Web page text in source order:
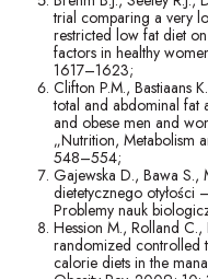
trial comparing a very
restricted low fat diet
factors in healthy
1617–1623;
Clifton P.M., Bastiaans
total and abdominal fat
and obese men and
„Nutrition, Metabolism
548–554;
Gajewska D., Bawa S.,
dietetycznego otyłości
Problemy nauk
Hession M., Rolland
randomized controlled
calorie diets in the